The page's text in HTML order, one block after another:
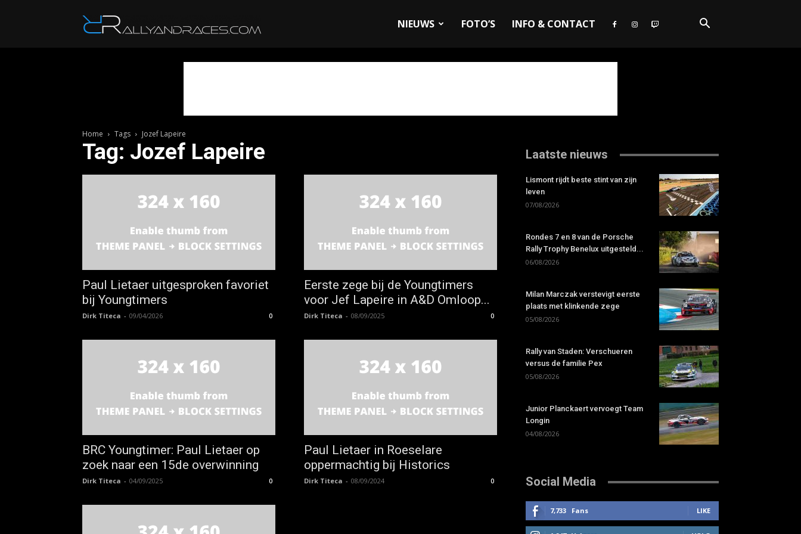
NIEUWS FOTO’S INFO & CONTACT
Home Tags Jozef Lapeire
Tag: Jozef Lapeire
Paul Lietaer uitgesproken favoriet
bij Youngtimers
Dirk Titeca - 09/04/2026 0
Eerste zege bij de Youngtimers
voor Jef Lapeire in A&D Omloop...
Dirk Titeca - 08/09/2025 0
BRC Youngtimer: Paul Lietaer op
zoek naar een 15de overwinning
Dirk Titeca - 04/09/2025 0
Paul Lietaer in Roeselare
oppermachtig bij Historics
Dirk Titeca - 08/09/2024 0
Laatste nieuws
Lismont rijdt beste stint van zijn
leven
07/08/2026
Rondes 7 en 8 van de Porsche
Rally Trophy Benelux uitgesteld...
06/08/2026
Milan Marczak verstevigt eerste
plaats met klinkende zege
05/08/2026
Rally van Staden: Verschueren
versus de familie Pex
05/08/2026
Junior Planckaert vervoegt Team
Longin
04/08/2026
Social Media
7,733 Fans LIKE